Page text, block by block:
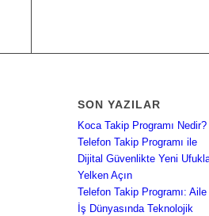
SON YAZILAR
Koca Takip Programı Nedir?
Telefon Takip Programı ile
Dijital Güvenlikte Yeni
Yelken Açın
Telefon Takip Programı:
İş Dünyasında Teknolojik